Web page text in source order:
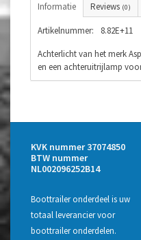
Informatie Reviews (0)
Artikelnummer:
8.82E+11
Achterlicht van het merk
en een achteruitrijlamp
KVK nummer 37074850
BTW nummer
NL002096252B14
Boottrailer onderdeel is uw
totaal leverancier voor
boottrailer onderdelen.